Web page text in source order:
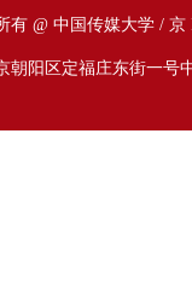
有 @ 中国传媒大学 / 京
朝阳区定福庄东街一号